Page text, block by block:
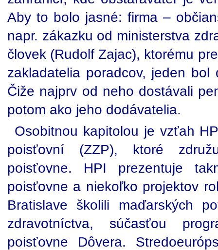
Aby to bolo jasné: firma –
napr. zákazku od ministerstva
človek (Rudolf Zajac), ktorému
zakladatelia poradcov, jeden bol
Čiže najprv od neho dostávali
potom ako jeho dodávatelia.
Osobitnou kapitolou je vzťah
poisťovní (ZZP), ktoré
poisťovne. HPI prezentuje
poisťovne a niekoľko projektov
Bratislave školili maďarských
zdravotníctva, súčasťou
poisťovne Dôvera.